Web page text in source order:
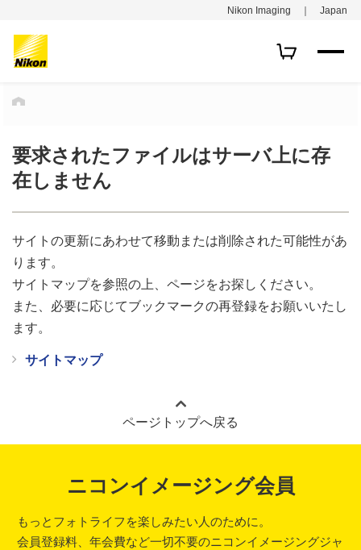
Nikon Imaging ｜ Japan
HOME
要求されたファイルはサーバ上に存
在しません
サイトの更新にあわせて移動または削除された可能性があ
ります。
サイトマップを参照の上、ページをお探しください。
また、必要に応じてブックマークの再登録をお願いいたし
ます。
サイトマップ
ページトップへ戻る
ニコンイメージング会員
もっとフォトライフを楽しみたい人のために。
会員登録料、年会費など一切不要のニコンイメージングジャ